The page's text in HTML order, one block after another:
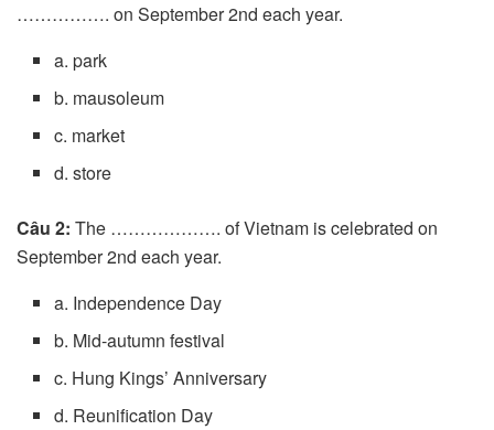
……………. on September 2nd each year.
a. park
b. mausoleum
c. market
d. store
Câu 2: The ………………. of Vietnam is celebrated on
September 2nd each year.
a. Independence Day
b. Mid-autumn festival
c. Hung Kings’ Anniversary
d. Reunification Day